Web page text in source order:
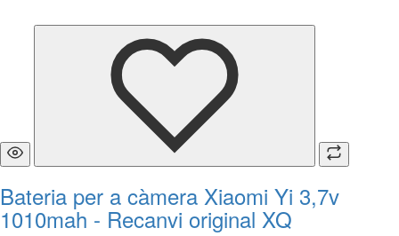
Bateria per a càmera Xiaomi Yi 3,7v
1010mah - Recanvi original XQ